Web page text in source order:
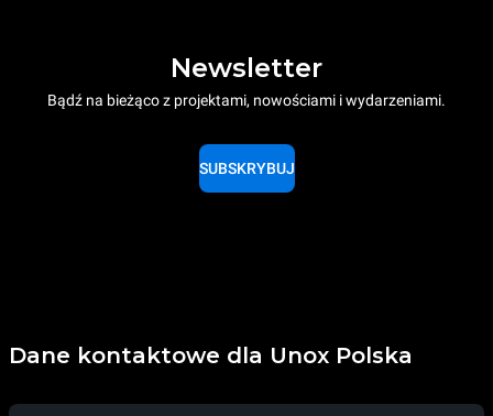
Newsletter
Bądź na bieżąco z projektami, nowościami i wydarzeniami.
SUBSKRYBUJ
Dane kontaktowe dla Unox Polska